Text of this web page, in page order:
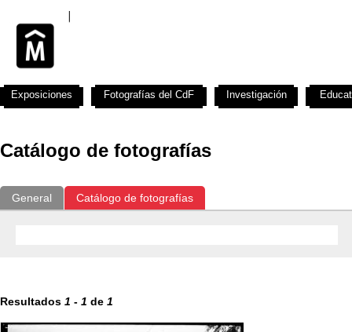
Catálogo de fotografías
General Catálogo de fotografías
Resultados 1 - 1 de 1
Exposiciones Fotografías del CdF Investigación